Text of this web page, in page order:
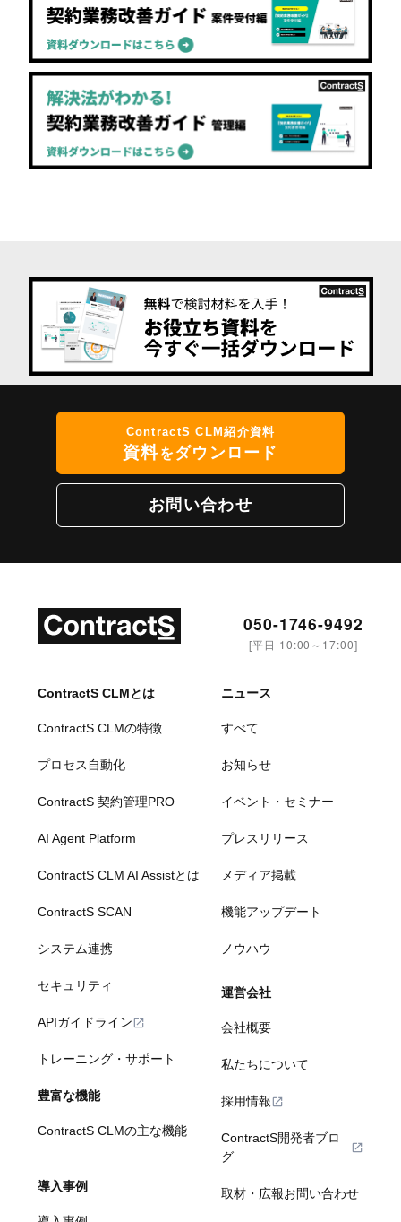
ContractS CLM紹介資料
資料をダウンロード
お問い合わせ
050-1746-9492
[平日 10:00～17:00]
ContractS CLMとは
ContractS CLMの特徴
プロセス自動化
ContractS 契約管理PRO
AI Agent Platform
ContractS CLM AI Assistとは
ContractS SCAN
システム連携
セキュリティ
APIガイドライン
トレーニング・サポート
豊富な機能
ContractS CLMの主な機能
導入事例
ニュース
すべて
お知らせ
イベント・セミナー
プレスリリース
メディア掲載
機能アップデート
ノウハウ
運営会社
会社概要
私たちについて
採用情報
ContractS開発者ブロ
グ
取材・広報お問い合わせ